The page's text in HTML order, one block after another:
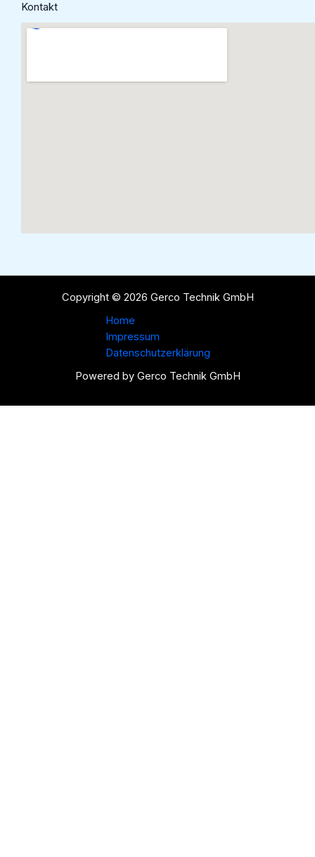
Kontakt
Copyright © 2026 Gerco Technik GmbH
Home
Impressum
Datenschutzerklärung
Powered by Gerco Technik GmbH